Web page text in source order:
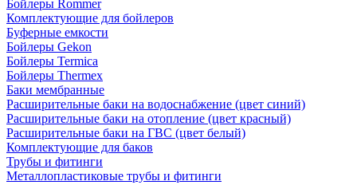
Бойлеры Rommer
Комплектующие для бойлеров
Буферные емкости
Бойлеры Gekon
Бойлеры Termica
Бойлеры Thermex
Баки мембранные
Расширительные баки на водоснабжение (цвет синий)
Расширительные баки на отопление (цвет красный)
Расширительные баки на ГВС (цвет белый)
Комплектующие для баков
Трубы и фитинги
Металлопластиковые трубы и фитинги